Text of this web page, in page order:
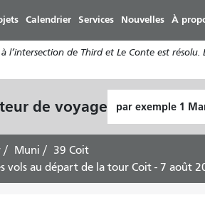
Calendrier Services Nouvelles À
à l’intersection de Third et Le Conte est
de voyage de
départ
Muni
39 Coit
vols au départ de la tour Coit - 7 août